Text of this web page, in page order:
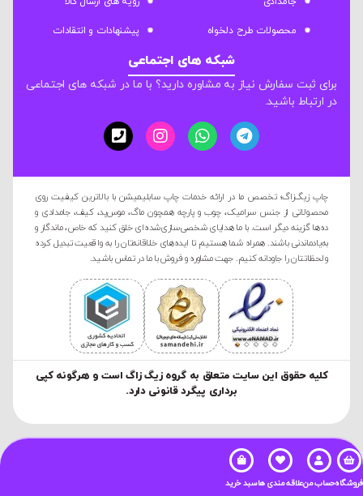
محصولات طرح دلخواه پیشنهادات و انتقادات
شبکه های اجتماعی
برای ثبت سفارش نیاز به مشاوره دارید؟ با ما در شبکه های اجتماعی
در ارتباط باشید.
چاپ زیگ‌زاگ؛ تخصص ما در ارائه خدمات چاپ سابلیمیشن با بالاترین کیفیت روی
محصولاتی از جنس سرامیک، چوب و پارچه همچون ماگ، موس‌پد، کیف، جامدادی و
ده‌ها گزینه دیگر است. با ما هدایای شخصی‌سازی‌شده‌ای خلق کنید که خاص، ماندگار و
به‌یادماندنی باشند. همراه شما هستیم تا ایده‌های خلاقانه‌تان را به واقعیت تبدیل کرده
و لحظاتتان را جاودانه کنیم. جهت مشاوره و فروش با ما در تماس باشید.
کليه حقوق این سایت متعلق به گروه زیگ زاگ است و هرگونه کپی
برداری پیگرد قانونی دارد.
فروشگاهحساب منعلاقه مندی هاسبد خرید